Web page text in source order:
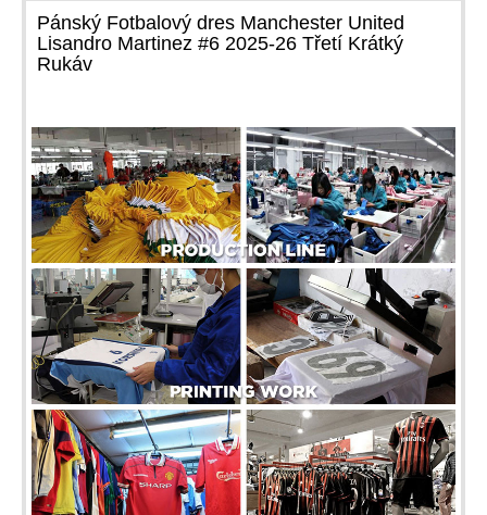
Pánský Fotbalový dres Manchester United
Lisandro Martinez #6 2025-26 Třetí Krátký
Rukáv